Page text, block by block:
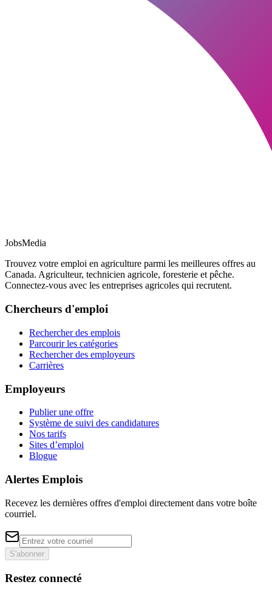
JobsMedia
Trouvez votre emploi en agriculture parmi les meilleures offres au
Canada. Agriculteur, technicien agricole, foresterie et pêche.
Connectez-vous avec les entreprises agricoles qui recrutent.
Chercheurs d'emploi
Rechercher des emplois
Parcourir les catégories
Rechercher des employeurs
Carrières
Employeurs
Publier une offre
Système de suivi des candidatures
Nos tarifs
Sites d’emploi
Blogue
Alertes Emplois
Recevez les dernières offres d'emploi directement dans votre boîte
courriel.
S'abonner
Restez connecté